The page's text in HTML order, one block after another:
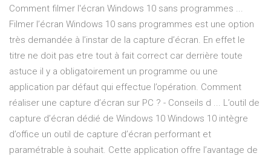
Comment filmer l'écran Windows 10 sans programmes ...
Filmer l’écran Windows 10 sans programmes est une option
très demandée à l’instar de la capture d’écran. En effet le
titre ne doit pas etre tout à fait correct car derrière toute
astuce il y a obligatoirement un programme ou une
application par défaut qui effectue l’opération. Comment
réaliser une capture d’écran sur PC ? - Conseils d ... L’outil de
capture d’écran dédié de Windows 10 Windows 10 intègre
d’office un outil de capture d’écran performant et
paramétrable à souhait. Cette application offre l’avantage de